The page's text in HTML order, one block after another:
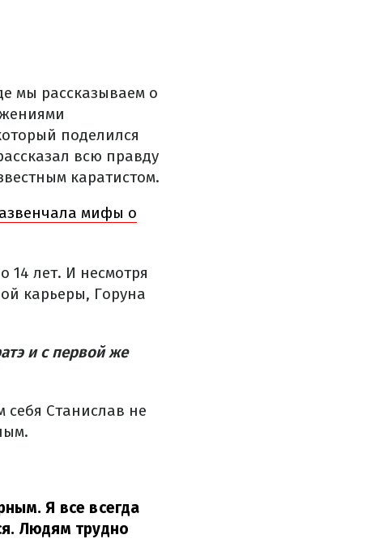
мы рассказываем о
поделился
всю правду
каратистом.
мифы о
14 лет. И несмотря
карьеры, Горуна
и с первой же
себя Станислав не
Я все всегда
Людям трудно